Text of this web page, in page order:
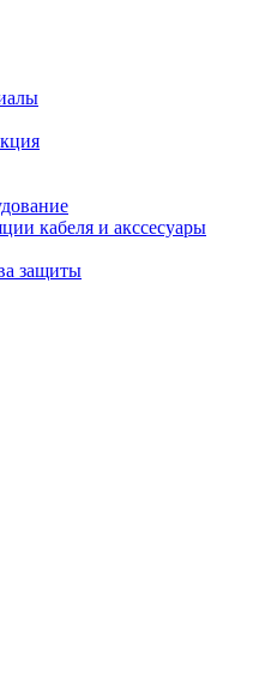
кабеля и акссесуары
защиты